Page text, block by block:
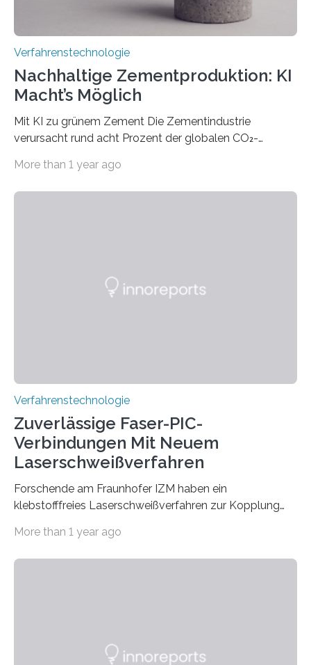
Verfahrenstechnologie
Nachhaltige Zementproduktion: KI
Macht’s Möglich
Mit KI zu grünem Zement Die Zementindustrie
verursacht rund acht Prozent der globalen CO₂-
Flugverkehr. Forschende am Paul Scherrer Institut PSI
brennen, der Grundstoff für baufertigen Zement. Wenig
More than 1 year ago
Verfahrenstechnologie
Zuverlässige Faser-PIC-
Verbindungen Mit Neuem
Laserschweißverfahren
Forschende am Fraunhofer IZM haben ein
klebstofffreies Laserschweißverfahren zur Kopplung
optischen Glasfasern realisiert, welches auch in
Tieftemperaturumgebung ist unerlässlich zur
More than 1 year ago